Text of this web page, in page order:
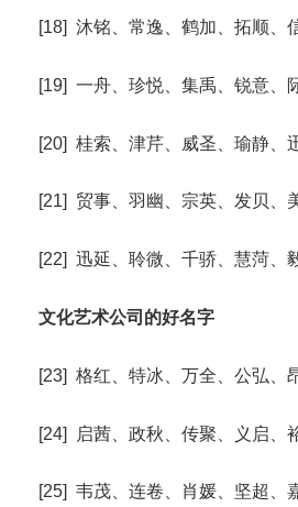
[18] 沐铭、常逸、鹤加、拓顺、
[19] 一舟、珍悦、集禹、锐意、
[20] 桂索、津芹、威圣、瑜静、
[21] 贸事、羽幽、宗英、发贝、
[22] 迅延、聆微、千骄、慧菏、
文化艺术公司的好名字
[23] 格红、特冰、万全、公弘、
[24] 启茜、政秋、传聚、义启、
[25] 韦茂、连卷、肖媛、坚超、